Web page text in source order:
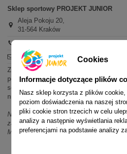
Sklep sportowy PROJEKT JUNIOR
Aleja Pokoju 20,
31-564 Kraków
sklep@projektjunior.pl
Zapraszamy do sklepu stacjonarnego:
poniedziałek - piątek: 11.00-19.00
sobota: 10.00-14.00
niedziela (każda): nieczynne
Nie odpowiadamy na wiadomości SMS.
zamówień i oferty prosimy o kontakt
Messenger.
Cookies
Informacje dotyczące plików
Nasz sklep korzysta z plików
poziom doświadczenia na naszej
pliki cookie stron trzecich w celu
analizy a następnie wyświetlania
preferencjami na podstawie analizy